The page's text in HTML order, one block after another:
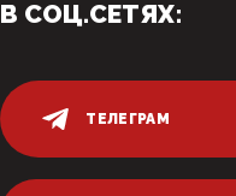
В СОЦ.СЕТЯХ:
ТЕЛЕГРАМ